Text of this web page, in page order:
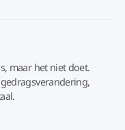
maar het niet doet.